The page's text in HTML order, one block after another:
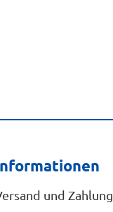
und Zahlung